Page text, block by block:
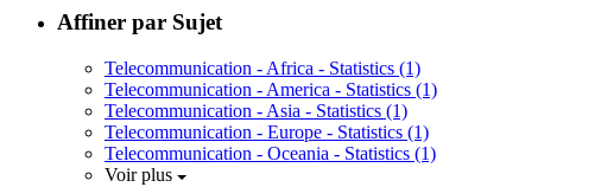
Affiner par Sujet
Telecommunication - Africa - Statistics (1)
Telecommunication - America - Statistics (1)
Telecommunication - Asia - Statistics (1)
Telecommunication - Europe - Statistics (1)
Telecommunication - Oceania - Statistics (1)
Voir plus